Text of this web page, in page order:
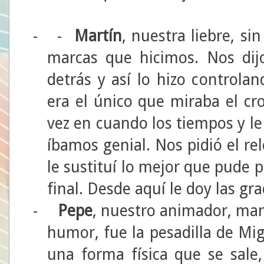
- - Martín, nuestra liebre,
marcas que hicimos. Nos
detrás y así lo hizo
era el único que miraba el
vez en cuando los tiempos y
íbamos genial. Nos pidió el
le sustituí lo mejor que pude
final. Desde aquí le doy las
-
Pepe, nuestro animador,
humor, fue la pesadilla de
una forma física que se